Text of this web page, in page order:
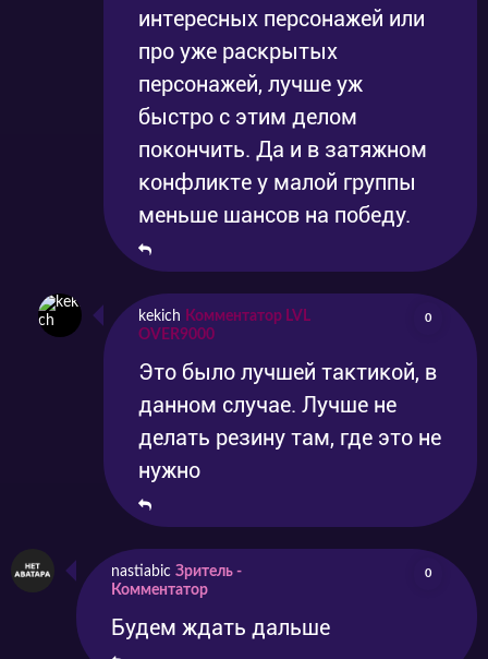
интересных персонажей или
про уже раскрытых
персонажей, лучше уж
быстро с этим делом
покончить. Да и в затяжном
конфликте у малой группы
меньше шансов на победу.
kekich Комментатор LVL
OVER9000
0
Это было лучшей тактикой, в
данном случае. Лучше не
делать резину там, где это не
нужно
nastiabic Зритель -
Комментатор
0
Будем ждать дальше